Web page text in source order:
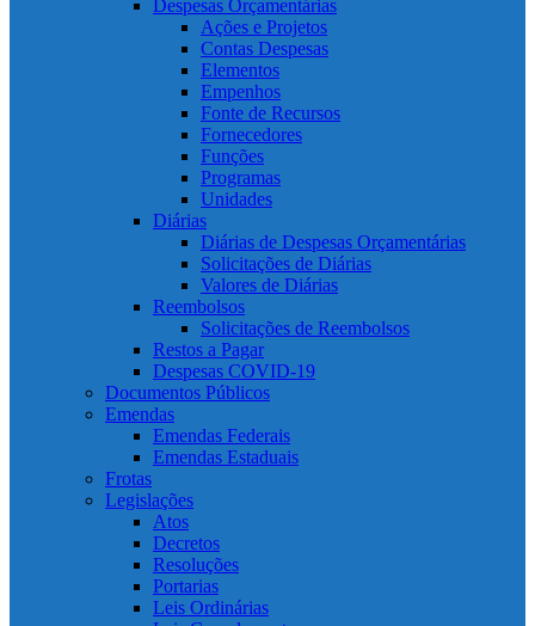
Despesas Orçamentárias
Ações e Projetos
Contas Despesas
Elementos
Empenhos
Fonte de Recursos
Fornecedores
Funções
Programas
Unidades
Diárias
Diárias de Despesas Orçamentárias
Solicitações de Diárias
Valores de Diárias
Reembolsos
Solicitações de Reembolsos
Restos a Pagar
Despesas COVID-19
Documentos Públicos
Emendas
Emendas Federais
Emendas Estaduais
Frotas
Legislações
Atos
Decretos
Resoluções
Portarias
Leis Ordinárias